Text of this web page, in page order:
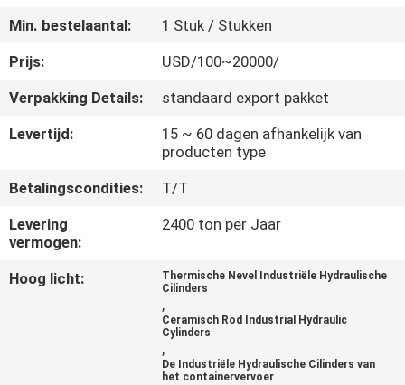
KWALITEITSCONTROLE
NEEM
CONTACT
MET
OP
VRAAG
EEN
Min. bestelaantal:
1 Stuk / Stukken
Prijs:
USD/100~20000/
Verpakking Details:
standaard export pakket
Levertijd:
15 ~ 60 dagen afhankelijk van
producten type
Betalingscondities:
T/T
Levering
vermogen:
2400 ton per Jaar
Hoog licht:
Thermische Nevel Industriële Hydraulische
Cilinders
,
Ceramisch Rod Industrial Hydraulic
Cylinders
,
De Industriële Hydraulische Cilinders van
het containervervoer